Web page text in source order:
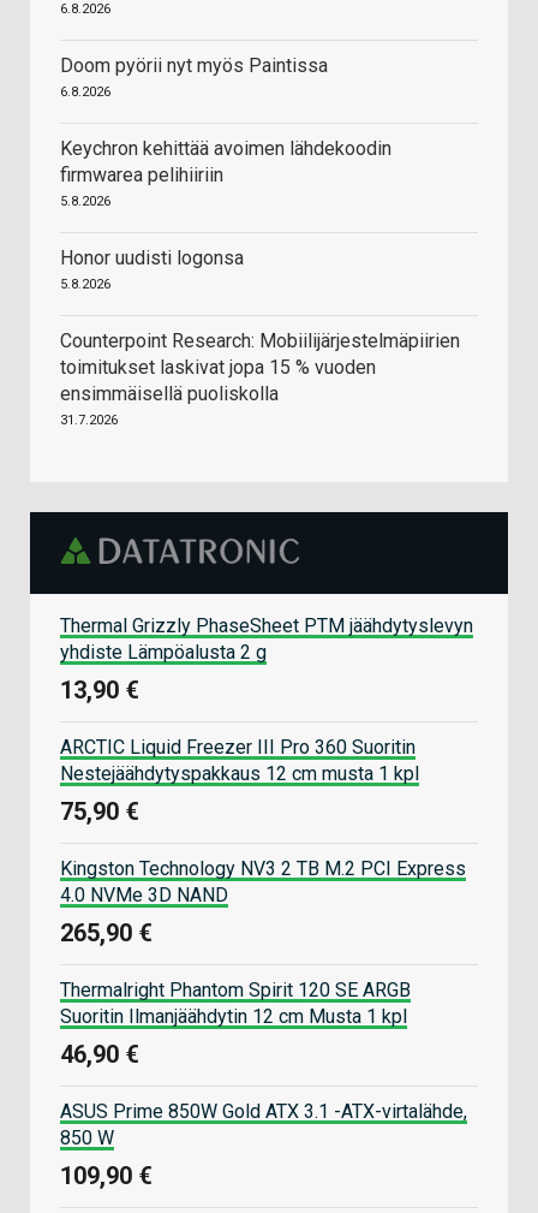
6.8.2026
Doom pyörii nyt myös Paintissa
6.8.2026
Keychron kehittää avoimen lähdekoodin
firmwarea pelihiiriin
5.8.2026
Honor uudisti logonsa
5.8.2026
Counterpoint Research: Mobiilijärjestelmäpiirien
toimitukset laskivat jopa 15 % vuoden
ensimmäisellä puoliskolla
31.7.2026
Thermal Grizzly PhaseSheet PTM jäähdytyslevyn
yhdiste Lämpöalusta 2 g
13,90 €
ARCTIC Liquid Freezer III Pro 360 Suoritin
Nestejäähdytyspakkaus 12 cm musta 1 kpl
75,90 €
Kingston Technology NV3 2 TB M.2 PCI Express
4.0 NVMe 3D NAND
265,90 €
Thermalright Phantom Spirit 120 SE ARGB
Suoritin Ilmanjäähdytin 12 cm Musta 1 kpl
46,90 €
ASUS Prime 850W Gold ATX 3.1 -ATX-virtalähde,
850 W
109,90 €